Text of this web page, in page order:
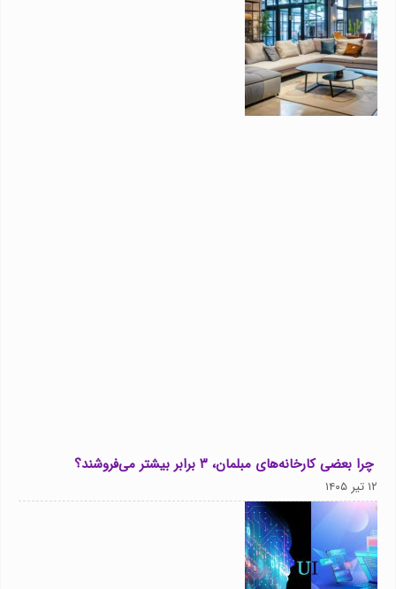
چرا بعضی کارخانه‌های مبلمان، ۳ برابر بیشتر می‌فروشند؟
۱۲ تیر ۱۴۰۵